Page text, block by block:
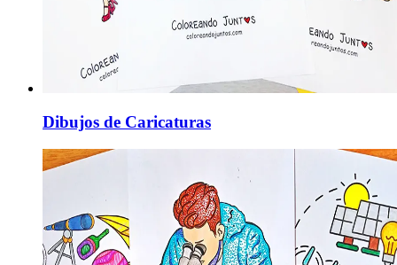
Dibujos de Caricaturas